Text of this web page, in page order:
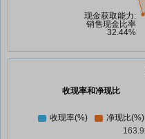
收现率和净现比